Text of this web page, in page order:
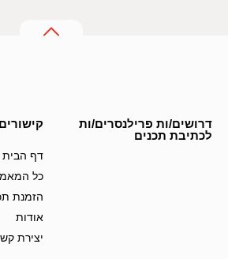
דרושים/ות פרילנסרים/ות
לכתיבת תכנים
דף הבית
כל
הזמנת
אודות
יצירת